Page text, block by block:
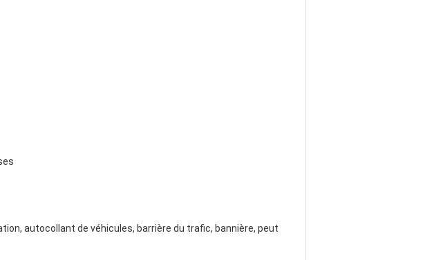
autocollant de véhicules, barrière du trafic, bannière, peut